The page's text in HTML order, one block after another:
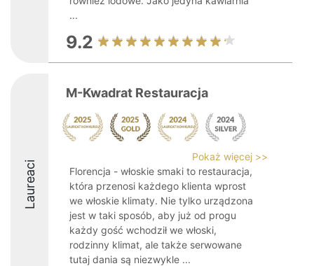
...
9.2
Laureaci
M-Kwadrat Restauracja
Pokaż więcej >>
Florencja - włoskie smaki to restauracja,
która przenosi każdego klienta wprost
we włoskie klimaty. Nie tylko urządzona
jest w taki sposób, aby już od progu
każdy gość wchodził we włoski,
rodzinny klimat, ale także serwowane
tutaj dania są niezwykle ...